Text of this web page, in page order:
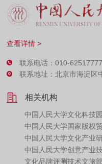
查看详情 >
联系电话：010-
联系地址：北京市海淀区
相关机构
中国人民大学文化科技
中国人民大学国家版权
中国人民大学文化产业
中国人民大学创意产业
文化品牌评测技术文旅